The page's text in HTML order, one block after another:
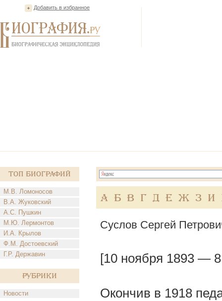
Добавить в избранное
Топ Биографий
М.В. Ломоносов
В.А. Жуковский
А.С. Пушкин
М.Ю. Лермонтов
И.А. Крылов
Ф.М. Достоевский
Г.Р. Державин
Рубрики
Новости
А Б В Г Д Е Ж З И
Суслов Сергей
[10 ноября 1893 — 8
Окончив в 1918